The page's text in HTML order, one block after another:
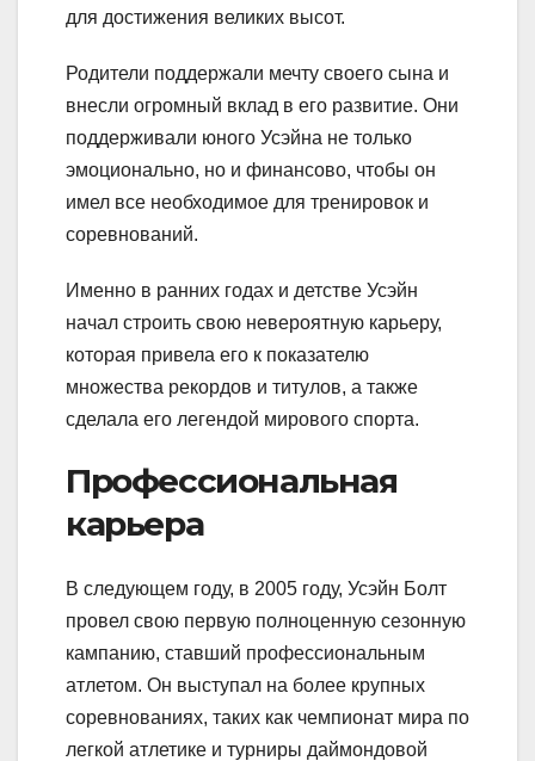
для достижения великих высот.
Родители поддержали мечту своего сына и
внесли огромный вклад в его развитие. Они
поддерживали юного Усэйна не только
эмоционально, но и финансово, чтобы он
имел все необходимое для тренировок и
соревнований.
Именно в ранних годах и детстве Усэйн
начал строить свою невероятную карьеру,
которая привела его к показателю
множества рекордов и титулов, а также
сделала его легендой мирового спорта.
Профессиональная
карьера
В следующем году, в 2005 году, Усэйн Болт
провел свою первую полноценную сезонную
кампанию, ставший профессиональным
атлетом. Он выступал на более крупных
соревнованиях, таких как чемпионат мира по
легкой атлетике и турниры даймондовой